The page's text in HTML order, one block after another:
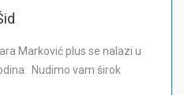
Marković plus se nalazi u
Nudimo vam širok